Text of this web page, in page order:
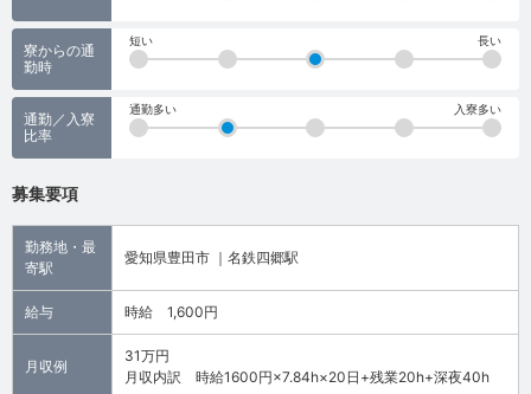
寮からの通
勤時
短い 長い
通勤／入寮
比率
通勤多い 入寮多い
募集要項
勤務地・最
寄駅
愛知県豊田市 ｜名鉄四郷駅
給与 時給 1,600円
月収例
31万円
月収内訳 時給1600円×7.84h×20日+残業20h+深夜40h